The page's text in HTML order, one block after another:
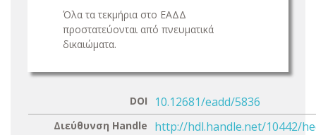
Όλα τα τεκμήρια στο ΕΑΔΔ
προστατεύονται από πνευματικά
δικαιώματα.
DOI 10.12681/eadd/5836
Διεύθυνση Handle http://hdl.handle.net/10442/